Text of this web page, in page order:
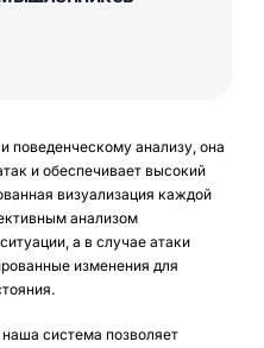
поведенческому анализу, она
и обеспечивает высокий
визуализация каждой
анализом
а в случае атаки
изменения для
система позволяет